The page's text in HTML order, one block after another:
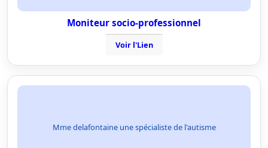
Moniteur socio-professionnel
Voir l'Lien
Mme delafontaine une spécialiste de l'autisme